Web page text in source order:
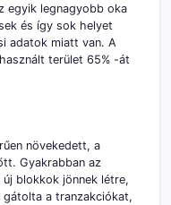
egyik legnagyobb oka
és így sok helyet
adatok miatt van. A
terület 65% -át
növekedett, a
Gyakrabban az
blokkok jönnek létre,
gátolta a tranzakciókat,